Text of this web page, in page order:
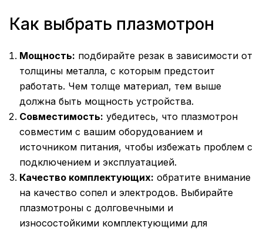
Как выбрать плазмотрон
Мощность: подбирайте резак в зависимости от
толщины металла, с которым предстоит
работать. Чем толще материал, тем выше
должна быть мощность устройства.
Совместимость: убедитесь, что плазмотрон
совместим с вашим оборудованием и
источником питания, чтобы избежать проблем с
подключением и эксплуатацией.
Качество комплектующих: обратите внимание
на качество сопел и электродов. Выбирайте
плазмотроны с долговечными и
износостойкими комплектующими для